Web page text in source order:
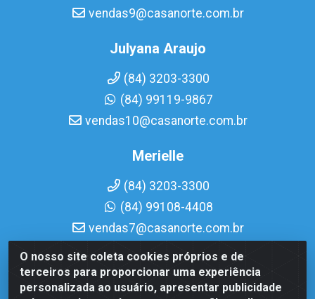
O nosso site coleta cookies próprios e de
terceiros para proporcionar uma experiência
personalizada ao usuário, apresentar publicidade
vendas9@casanorte.com.br
Julyana Araujo
(84) 3203-3300
(84) 99119-9867
vendas10@casanorte.com.br
Merielle
(84) 3203-3300
(84) 99108-4408
vendas7@casanorte.com.br
Casa Norte LTDA - Av. Interventor Mário Câmara, 1815 -
Dix-Sept Rosado, Natal/RN - CEP 59054-600 - CNPJ
08.713.513/0001-51